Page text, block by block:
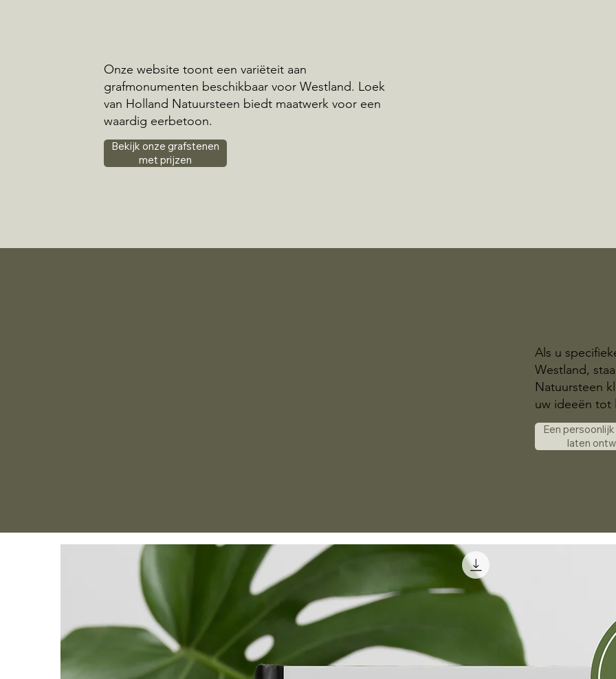
Onze website toont een variëteit aan
grafmonumenten beschikbaar voor Westland. Loek
van Holland Natuursteen biedt maatwerk voor een
waardig eerbetoon.
Bekijk onze grafstenen
met prijzen
Als u
Westland,
Natuursteen
uw ideeën tot
Een
laten